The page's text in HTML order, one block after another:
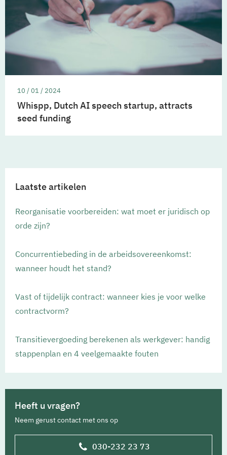
10 / 01 / 2024
Whispp, Dutch AI speech startup, attracts
seed funding
Laatste artikelen
Reorganisatie voorbereiden: wat moet er juridisch op
orde zijn?
Concurrentiebeding in de arbeidsovereenkomst:
wanneer houdt het stand?
Vast of tijdelijk contract: wanneer kies je voor welke
contractvorm?
Transitievergoeding berekenen als werkgever: handig
stappenplan en 4 veelgemaakte fouten
Heeft u vragen?
Neem gerust contact met ons op
030-232 23 73